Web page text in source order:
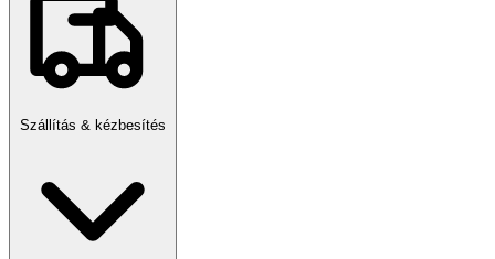
Szállítás & kézbesítés